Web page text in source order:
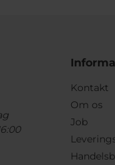
Kontakt
Om os
Job